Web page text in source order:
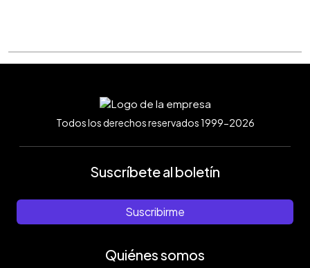
Todos los derechos reservados 1999-2026
Suscríbete al boletín
Suscribirme
Quiénes somos